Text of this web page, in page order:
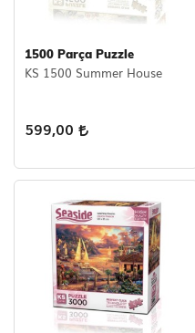
1500 Parça Puzzle
KS 1500 Summer House
599,00